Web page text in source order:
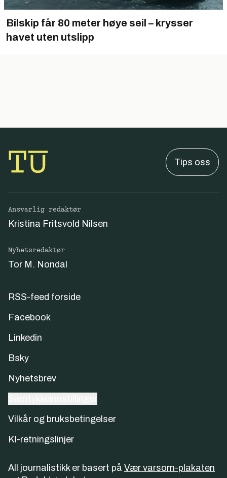
Bilskip får 80 meter høye seil – krysser
havet uten utslipp
Tips oss
Ansvarlig redaktør
Kristina Fritsvold Nilsen
Nyhetsredaktør
Tor M. Nondal
RSS-feed forside
Facebook
Linkedin
Bsky
Nyhetsbrev
Vilkår og bruksbetingelser
KI-retningslinjer
All journalistikk er basert på Vær varsom-plakaten